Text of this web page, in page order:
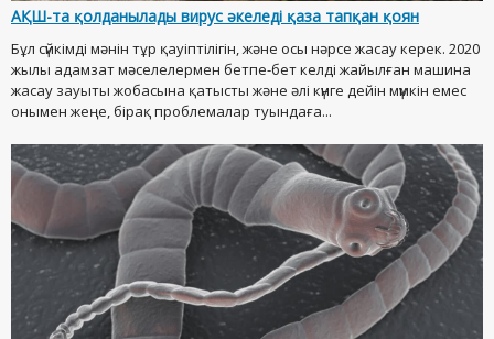
АҚШ-та қолданылады вирус әкеледі қаза тапқан қоян
Бұл сүйкімді мәнін тұр қауіптілігін, және осы нәрсе жасау керек. 2020
жылы адамзат мәселелермен бетпе-бет келді жайылған машина
жасау зауыты жобасына қатысты және әлі күнге дейін мүмкін емес
онымен жеңе, бірақ проблемалар туындаға...